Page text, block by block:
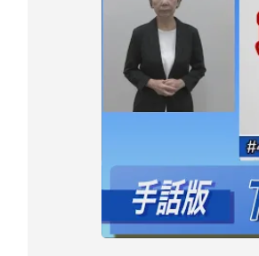
Play